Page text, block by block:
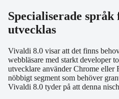
Specialiserade
utvecklas
Vivaldi 8.0 visar att det finns
webbläsare med starkt developer
utvecklare använder Chrome
nöbbigt segment som behöver
Vivaldi 8.0 tyder på att denna